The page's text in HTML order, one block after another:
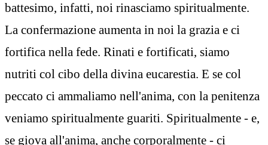
battesimo, infatti, noi rinasciamo spiritualmente.
La confermazione aumenta in noi la grazia e ci
fortifica nella fede. Rinati e fortificati, siamo
nutriti col cibo della divina eucarestia. E se col
peccato ci ammaliamo nell'anima, con la penitenza
veniamo spiritualmente guariti. Spiritualmente - e,
se giova all'anima, anche corporalmente - ci